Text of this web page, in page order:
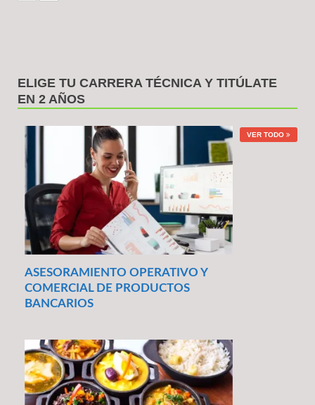
ELIGE TU CARRERA TÉCNICA Y TITÚLATE
EN 2 AÑOS
VER TODO
ASESORAMIENTO OPERATIVO Y
COMERCIAL DE PRODUCTOS
BANCARIOS